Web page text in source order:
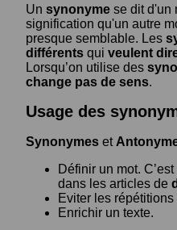
Un synonyme se dit d'un
signification qu'un autre
presque semblable. Les
différents qui veulent
Lorsqu’on utilise des
change pas de sens.
Usage des
Synonymes et
Définir un mot.
dans les articles de
Eviter les
Enrichir un texte.